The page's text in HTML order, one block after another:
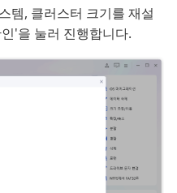
템, 클러스터 크기를 재설
'을 눌러 진행합니다.